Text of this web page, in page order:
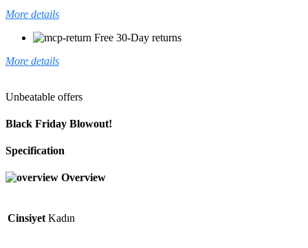
More details
Free 30-Day returns
More details
Unbeatable offers
Black Friday Blowout!
Specification
Overview
Cinsiyet Kadın